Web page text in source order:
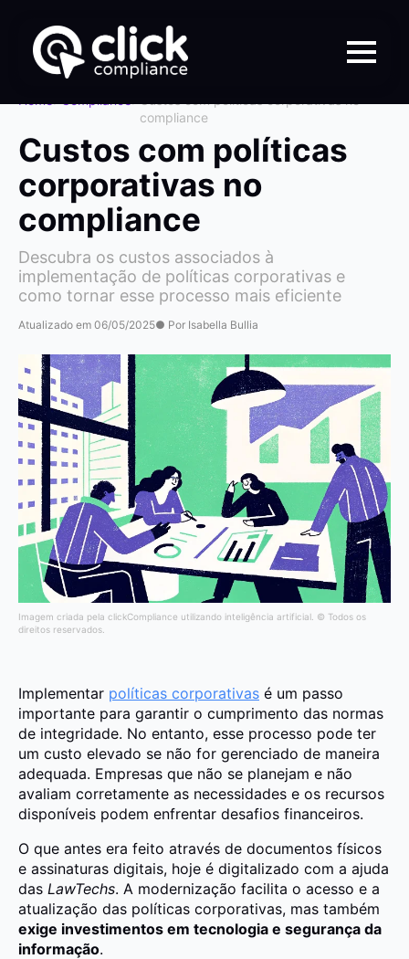
compliance
Custos com políticas
corporativas no
compliance
Descubra os custos associados à
implementação de políticas corporativas e
como tornar esse processo mais eficiente
Atualizado em 06/05/2025● Por Isabella Bullia
Imagem criada pela clickCompliance utilizando inteligência artificial. © Todos os
direitos reservados.
Implementar políticas corporativas é um passo
importante para garantir o cumprimento das normas
de integridade. No entanto, esse processo pode ter
um custo elevado se não for gerenciado de maneira
adequada. Empresas que não se planejam e não
avaliam corretamente as necessidades e os recursos
disponíveis podem enfrentar desafios financeiros.
O que antes era feito através de documentos físicos
e assinaturas digitais, hoje é digitalizado com a ajuda
das LawTechs. A modernização facilita o acesso e a
atualização das políticas corporativas, mas também
exige investimentos em tecnologia e segurança da
informação.